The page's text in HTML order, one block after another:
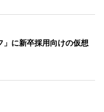
」に新卒採用向けの仮想